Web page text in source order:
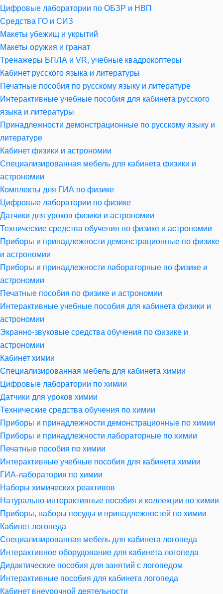
Цифровые лаборатории по ОБЗР и НВП
Средства ГО и СИЗ
Макеты убежищ и укрытий
Макеты оружия и гранат
Тренажеры БПЛА и VR, учебные квадрокоптеры
Кабинет русского языка и литературы
Печатные пособия по русскому языку и литературе
Интерактивные учебные пособия для кабинета русского
языка и литературы
Принадлежности демонстрационные по русскому языку и
литературе
Кабинет физики и астрономии
Специализированная мебель для кабинета физики и
астрономии
Комплекты для ГИА по физике
Цифровые лаборатории по физике
Датчики для уроков физики и астрономии
Технические средства обучения по физике и астрономии
Приборы и принадлежности демонстрационные по физике
и астрономии
Приборы и принадлежности лабораторные по физике и
астрономии
Печатные пособия по физике и астрономии
Интерактивные учебные пособия для кабинета физики и
астрономии
Экранно-звуковые средства обучения по физике и
астрономии
Кабинет химии
Специализированная мебель для кабинета химии
Цифровые лаборатории по химии
Датчики для уроков химии
Технические средства обучения по химии
Приборы и принадлежности демонстрационные по химии
Приборы и принадлежности лабораторные по химии
Печатные пособия по химии
Интерактивные учебные пособия для кабинета химии
ГИА-лаборатория по химии
Наборы химических реактивов
Натурально-интерактивные пособия и коллекции по химии
Приборы, наборы посуды и принадлежностей по химии
Кабинет логопеда
Специализированная мебель для кабинета логопеда
Интерактивное оборудование для кабинета логопеда
Дидактические пособия для занятий с логопедом
Интерактивные пособия для кабинета логопеда
Кабинет внеурочной деятельности